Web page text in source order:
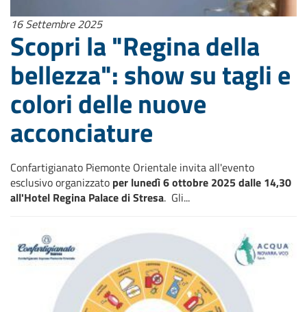
16 Settembre 2025
Scopri la "Regina della
bellezza": show su tagli e
colori delle nuove
acconciature
Confartigianato Piemonte Orientale invita all'evento
esclusivo organizzato per lunedì 6 ottobre 2025 dalle 14,30
all'Hotel Regina Palace di Stresa. Gli...